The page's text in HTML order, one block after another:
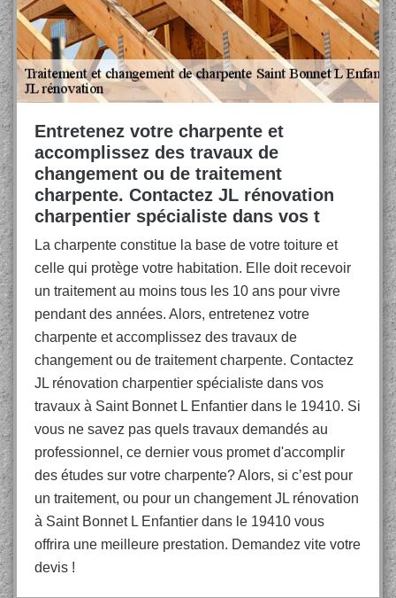
Entretenez votre charpente et
accomplissez des travaux de
changement ou de traitement
charpente. Contactez JL rénovation
charpentier spécialiste dans vos t
La charpente constitue la base de votre toiture et
celle qui protège votre habitation. Elle doit recevoir
un traitement au moins tous les 10 ans pour vivre
pendant des années. Alors, entretenez votre
charpente et accomplissez des travaux de
changement ou de traitement charpente. Contactez
JL rénovation charpentier spécialiste dans vos
travaux à Saint Bonnet L Enfantier dans le 19410. Si
vous ne savez pas quels travaux demandés au
professionnel, ce dernier vous promet d'accomplir
des études sur votre charpente? Alors, si c’est pour
un traitement, ou pour un changement JL rénovation
à Saint Bonnet L Enfantier dans le 19410 vous
offrira une meilleure prestation. Demandez vite votre
devis !